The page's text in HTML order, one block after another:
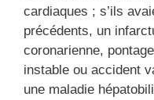
cardiaques ; s’ils
précédents, un
coronarienne,
instable ou accident
une maladie